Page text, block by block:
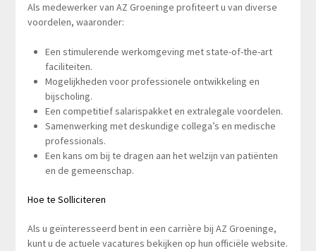
Als medewerker van AZ Groeninge profiteert u van diverse
voordelen, waaronder:
Een stimulerende werkomgeving met state-of-the-art
faciliteiten.
Mogelijkheden voor professionele ontwikkeling en
bijscholing.
Een competitief salarispakket en extralegale voordelen.
Samenwerking met deskundige collega’s en medische
professionals.
Een kans om bij te dragen aan het welzijn van patiënten
en de gemeenschap.
Hoe te Solliciteren
Als u geïnteresseerd bent in een carrière bij AZ Groeninge,
kunt u de actuele vacatures bekijken op hun officiële website.